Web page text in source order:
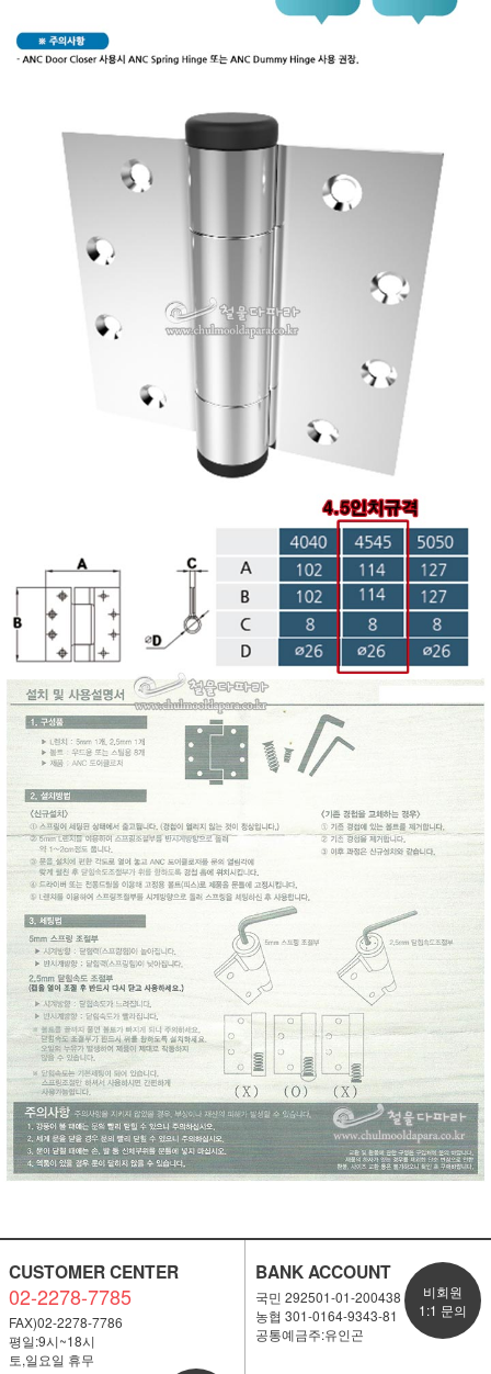
CUSTOMER CENTER
02-2278-7785
FAX)02-2278-7786
평일:9시~18시
토,일요일 휴무
BANK ACCOUNT
국민 292501-01-200438
농협 301-0164-9343-81
공통예금주:유인곤
비회원
1:1 문의